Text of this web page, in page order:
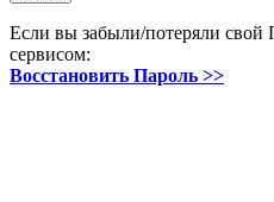
Если вы забыли/потеряли свой
сервисом:
Восстановить Пароль >>